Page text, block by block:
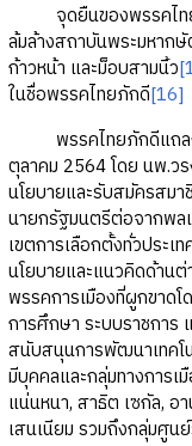
จุดยืนของพรรคไทย
ล้มล้างสถาบันพระมหาก
ก้าวหน้า และม็อบสามนิ้ว
ในชื่อพรรคไทยภักดี[16]
พรรคไทยภักดีแถลงเ
ตุลาคม 2564 โดย นพ.ว
นโยบายและรับสมัครสม
นายกรัฐมนตรีต่อจากพล
เขตการเลือกตั้งทั่วประ
นโยบายและแนวคิดด้าน
พรรคการเมืองที่ผูกขาด
การศึกษา ระบบราชการ
สนับสนุนการพัฒนาเทคโ
มีบุคคลและกลุ่มทางการเ
แน่นหนา, สาธิต เซกัล,
เสนเนียม รวมถึงกลุ่มศู